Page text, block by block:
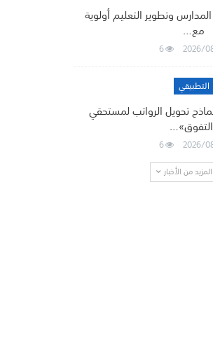
وتطوير التعليم أولوية
مع…
2026/
6
التطبيقي
تحويل الرواتب لمستحقي
2026/
6
من الأخبار